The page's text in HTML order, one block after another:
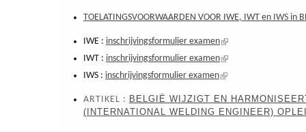
TOELATINGSVOORWAARDEN VOOR IWE, IWT en IWS in
IWE : inschrijvingsformulier examen(externe
link)
IWT : inschrijvingsformulier examen(externe
link)
IWS : inschrijvingsformulier examen(externe
​ARTIKEL : BELGIË WIJZIGT EN
(INTERNATIONAL WELDING ENGINEER)